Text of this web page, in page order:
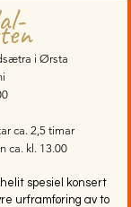
i Ørsta
ca. 2,5 timar
ca. kl. 13.00
spesiel konsert
urframføring av to